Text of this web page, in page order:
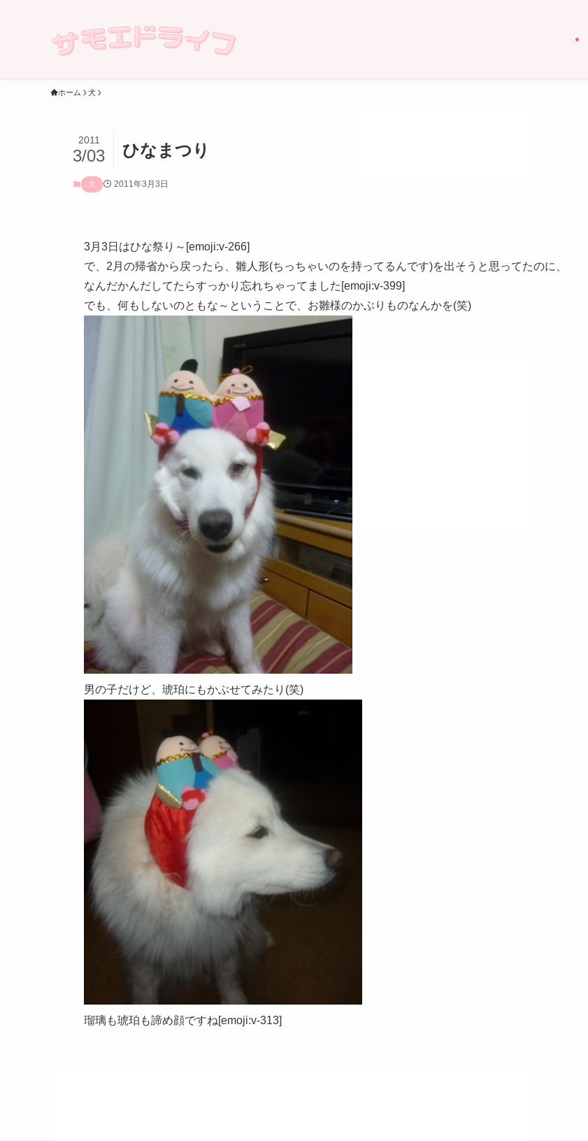
ホーム 犬
ひなまつり
2011
3/03
犬 2011年3月3日
3月3日はひな祭り～[emoji:v-266]
で、2月の帰省から戻ったら、雛人形(ちっちゃいのを持ってるんです)を出そうと思ってたのに、
なんだかんだしてたらすっかり忘れちゃってました[emoji:v-399]
でも、何もしないのともな～ということで、お雛様のかぶりものなんかを(笑)
男の子だけど、琥珀にもかぶせてみたり(笑)
瑠璃も琥珀も諦め顔ですね[emoji:v-313]